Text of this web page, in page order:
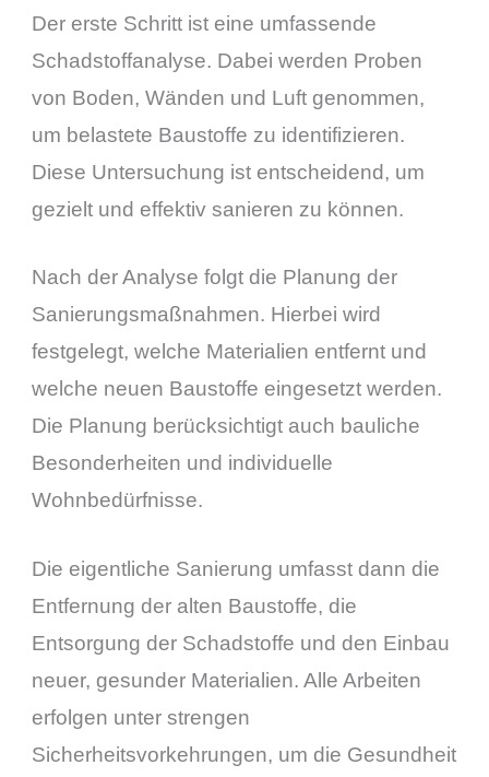
Der erste Schritt ist eine umfassende
Schadstoffanalyse. Dabei werden Proben
von Boden, Wänden und Luft genommen,
um belastete Baustoffe zu identifizieren.
Diese Untersuchung ist entscheidend, um
gezielt und effektiv sanieren zu können.
Nach der Analyse folgt die Planung der
Sanierungsmaßnahmen. Hierbei wird
festgelegt, welche Materialien entfernt und
welche neuen Baustoffe eingesetzt werden.
Die Planung berücksichtigt auch bauliche
Besonderheiten und individuelle
Wohnbedürfnisse.
Die eigentliche Sanierung umfasst dann die
Entfernung der alten Baustoffe, die
Entsorgung der Schadstoffe und den Einbau
neuer, gesunder Materialien. Alle Arbeiten
erfolgen unter strengen
Sicherheitsvorkehrungen, um die Gesundheit